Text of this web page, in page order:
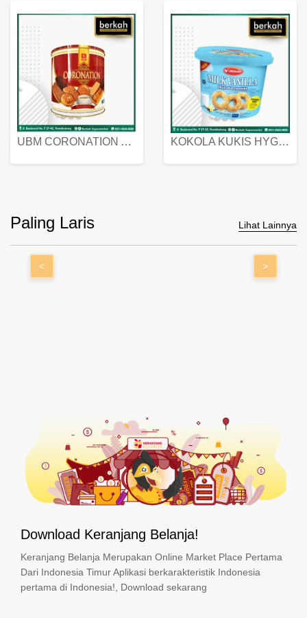
UBM CORONATION ASSORTED BISKUIT KALENG 450 GRAM KOKOLA KUKIS HYGIENIC MILK VANILLA PACK 320 GR
Paling Laris Lihat Lainnya
< >
Download Keranjang Belanja!
Keranjang Belanja Merupakan Online Market Place Pertama
Dari Indonesia Timur Aplikasi berkarakteristik Indonesia
pertama di Indonesia!, Download sekarang